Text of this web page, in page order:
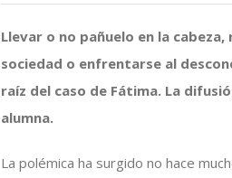
Llevar o no pañuelo en la
sociedad o enfrentarse al
raíz del caso de Fátima. La
alumna.
La polémica ha surgido no hace